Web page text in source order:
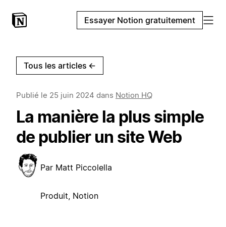
Essayer Notion gratuitement
Tous les articles ←
Publié le 25 juin 2024 dans Notion HQ
La manière la plus simple
de publier un site Web
Par Matt Piccolella
Produit, Notion